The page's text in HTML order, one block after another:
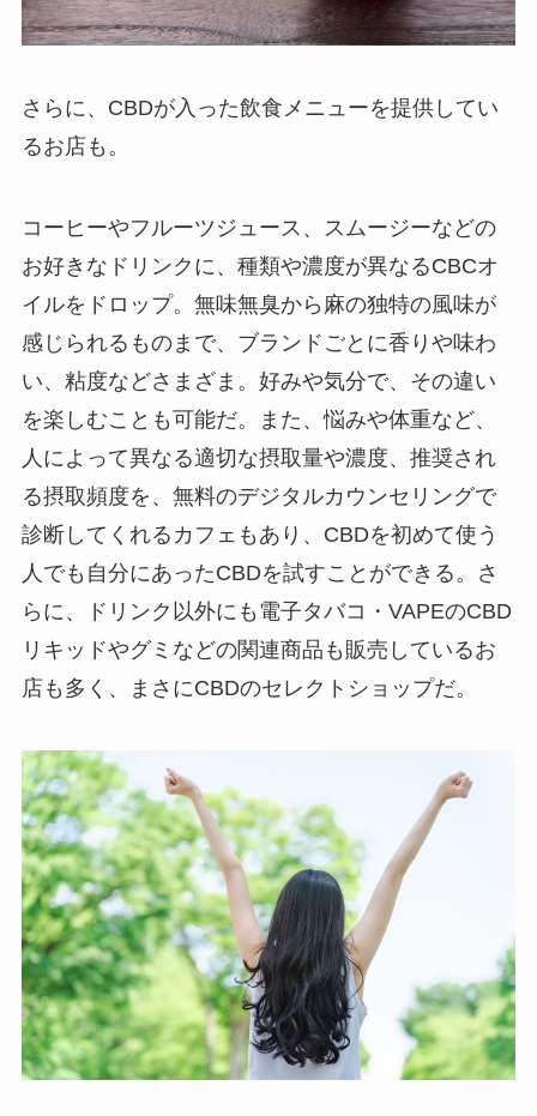
さらに、CBDが入った飲食メニューを提供してい
るお店も。
コーヒーやフルーツジュース、スムージーなどの
お好きなドリンクに、種類や濃度が異なるCBCオ
イルをドロップ。無味無臭から麻の独特の風味が
感じられるものまで、ブランドごとに香りや味わ
い、粘度などさまざま。好みや気分で、その違い
を楽しむことも可能だ。また、悩みや体重など、
人によって異なる適切な摂取量や濃度、推奨され
る摂取頻度を、無料のデジタルカウンセリングで
診断してくれるカフェもあり、CBDを初めて使う
人でも自分にあったCBDを試すことができる。さ
らに、ドリンク以外にも電子タバコ・VAPEのCBD
リキッドやグミなどの関連商品も販売しているお
店も多く、まさにCBDのセレクトショップだ。